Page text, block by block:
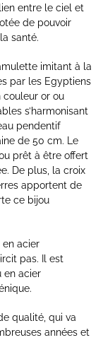
entre le ciel et
de pouvoir
santé.
imitant à la
par les Egyptiens
or ou
s’harmonisant
pendentif
de 50 cm. Le
prêt à être offert
De plus, la croix
apportent de
ce bijou
en acier
pas. Il est
en acier
qualité, qui va
années et